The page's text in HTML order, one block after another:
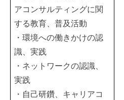
アコンサルティングに関
する教育、普及活動
・環境への働きかけの認
識、実践
・ネットワークの認識、
実践
・自己研鑽、キャリアコ